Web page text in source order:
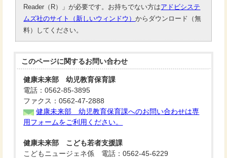
Reader（R）」が必要です。お持ちでない方はアドビシステ
ムズ社のサイト（新しいウィンドウ）からダウンロード（無
料）してください。
このページに関するお問い合わせ
健康未来部 幼児教育保育課
電話：0562-85-3895
ファクス：0562-47-2888
健康未来部 幼児教育保育課へのお問い合わせは専
用フォームをご利用ください。
健康未来部 こども若者支援課
こどもニュージェネ係 電話：0562-45-6229